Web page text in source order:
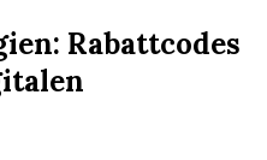
Rabattcodes